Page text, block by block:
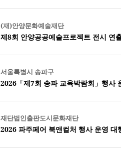
(재)안양문화예술재단
제8회 안양공공예술프로젝트 전시 연
서울특별시 송파구
2026「제7회 송파 교육박람회」행사
재단법인출판도시문화재단
2026 파주페어 북앤컬처 행사 운영 대